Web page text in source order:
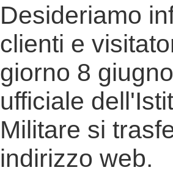
Desideriamo
clienti e
giorno 8
ufficiale
Militare si
indirizzo web.